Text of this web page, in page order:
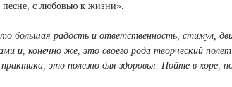
с любовью к жизни».
большая радость и ответственность, стимул,
и, конечно же, это своего рода творческий
это полезно для здоровья. Пойте в хоре,